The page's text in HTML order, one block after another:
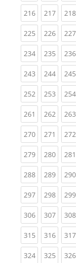
216(current)
217 218
225(current)
226 227
234(current)
235 236
243(current)
244 245
252(current)
253 254
261 (current)
262 263
270(current)
271 272
279(current)
280 281
288(current)
289 290
297(current)
298 299
306(current)
307 308
315(current)
316 317
324(current)
325 326